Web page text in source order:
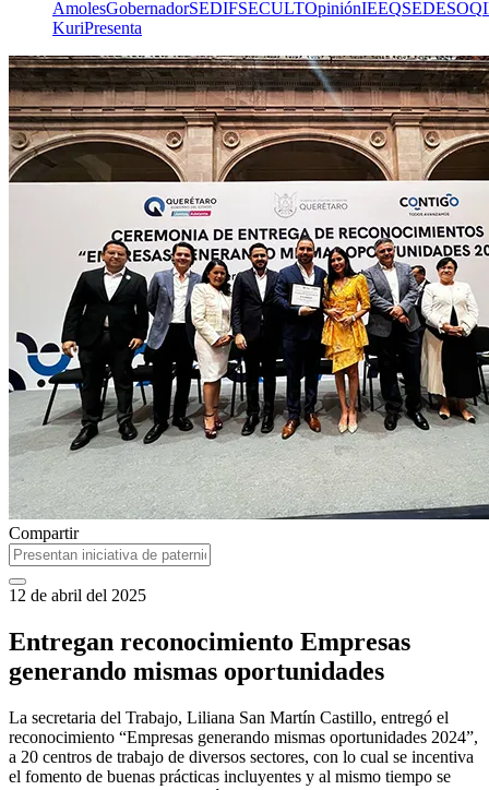
AmolesGobernadorSEDIFSECULTOpiniónIEEQSEDESOQ
KuriPresenta
Compartir
12 de abril del 2025
Entregan reconocimiento Empresas
generando mismas oportunidades
La secretaria del Trabajo, Liliana San Martín Castillo, entregó el
reconocimiento “Empresas generando mismas oportunidades 2024”,
a 20 centros de trabajo de diversos sectores, con lo cual se incentiva
el fomento de buenas prácticas incluyentes y al mismo tiempo se